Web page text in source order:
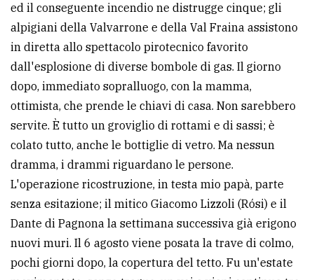
ed il conseguente incendio ne distrugge cinque; gli
alpigiani della Valvarrone e della Val Fraina assistono
in diretta allo spettacolo pirotecnico favorito
dall'esplosione di diverse bombole di gas. Il giorno
dopo, immediato sopralluogo, con la mamma,
ottimista, che prende le chiavi di casa. Non sarebbero
servite. È tutto un groviglio di rottami e di sassi; è
colato tutto, anche le bottiglie di vetro. Ma nessun
dramma, i drammi riguardano le persone.
L'operazione ricostruzione, in testa mio papà, parte
senza esitazione; il mitico Giacomo Lizzoli (Rósi) e il
Dante di Pagnona la settimana successiva già erigono
nuovi muri. Il 6 agosto viene posata la trave di colmo,
pochi giorni dopo, la copertura del tetto. Fu un'estate